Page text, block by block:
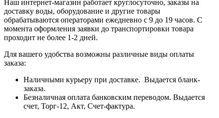
Наш интернет-магазин работает круглосуточно, заказы на
доставку воды, оборудование и другие товары
обрабатываются операторами ежедневно с 9 до 19 часов. С
момента оформления заявки до транспортировки товара
проходит не более 1-2 дней.
Для вашего удобства возможны различные виды оплаты
заказа:
Наличными курьеру при доставке. Выдается бланк-
заказа.
Безналичная оплата банковским переводом. Выдается
счет, Торг-12, Акт, Счет-фактура.